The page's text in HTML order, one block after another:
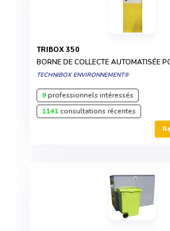
TRIBOX 350
BORNE DE COLLECTE AUTOMATISÉE
TECHNIBOX ENVIRONNEMENT®
9professionnels intéressés
1141consultations récentes